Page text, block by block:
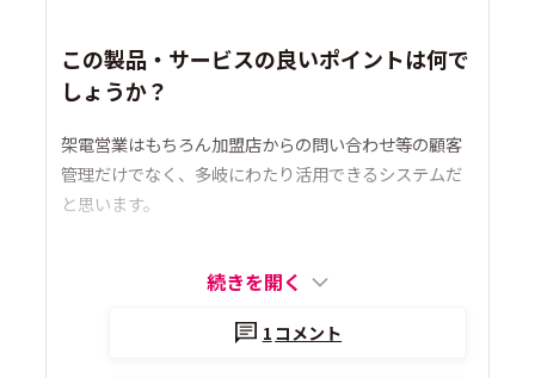
この製品・サービスの良いポイントは何で
しょうか？
架電営業はもちろん加盟店からの問い合わせ等の顧客
管理だけでなく、多岐にわたり活用できるシステムだ
と思います。
続きを開く
1 コメント